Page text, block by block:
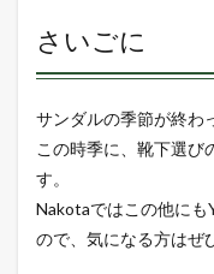
さいごに
サンダルの季節が終わ
この時季に、靴下選び
す。
Nakotaではこの他に
ので、気になる方はぜ